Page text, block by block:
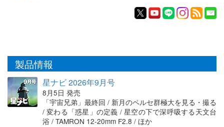
製品情報
星ナビ 2026年9月号
8月5日 発売
「宇宙兄弟」最終回 / 新月のペルセ群極大を見る・撮る
/ 変わる「惑星」の定義 / 星空の下で深呼吸する天文台
浴 / TAMRON 12-20mm F2.8 / ほか